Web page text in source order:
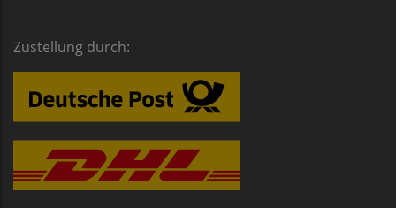
Zustellung durch: